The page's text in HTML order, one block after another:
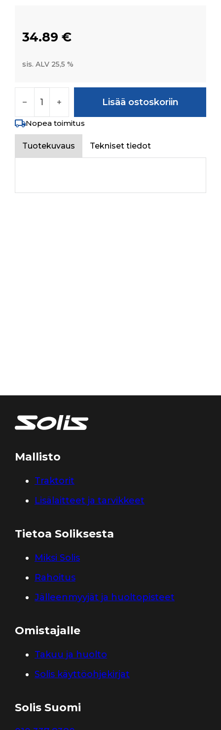
34.89 €
sis. ALV 25,5 %
Lisää ostoskoriin
Nopea toimitus
Tuotekuvaus Tekniset tiedot
Mallisto
Traktorit
Lisälaitteet ja tarvikkeet
Tietoa Soliksesta
Miksi Solis
Rahoitus
Jälleenmyyjät ja huoltopisteet
Omistajalle
Takuu ja huolto
Solis käyttöohjekirjat
Solis Suomi